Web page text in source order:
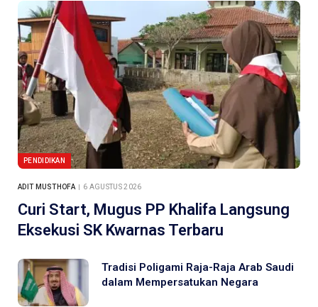
PENDIDIKAN
ADIT MUSTHOFA 6 AGUSTUS 2026
Curi Start, Mugus PP Khalifa Langsung
Eksekusi SK Kwarnas Terbaru
Tradisi Poligami Raja-Raja Arab Saudi
dalam Mempersatukan Negara